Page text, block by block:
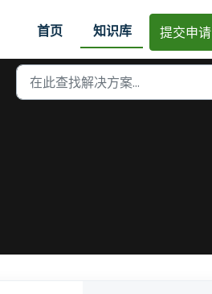
首页
知识库 提交申请